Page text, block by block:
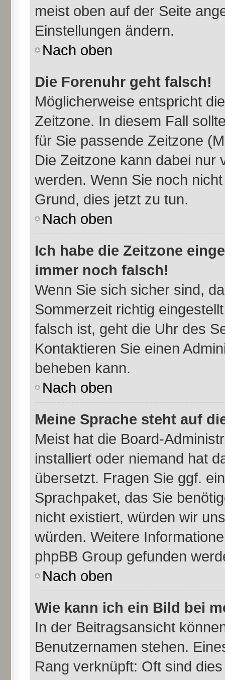
meist oben auf der Seite
Einstellungen ändern.
Nach oben
Die Forenuhr geht falsch!
Möglicherweise entspricht
Zeitzone. In diesem Fall
für Sie passende Zeitzone
Die Zeitzone kann dabei nur
werden. Wenn Sie noch
Grund, dies jetzt zu tun.
Nach oben
Ich habe die Zeitzone
immer noch falsch!
Wenn Sie sich sicher sind,
Sommerzeit richtig
falsch ist, geht die Uhr des
Kontaktieren Sie einen
beheben kann.
Nach oben
Meine Sprache steht auf
Meist hat die Board-
installiert oder niemand hat
übersetzt. Fragen Sie ggf.
Sprachpaket, das Sie
nicht existiert, würden wir
würden. Weitere
phpBB Group gefunden
Nach oben
Wie kann ich ein Bild bei
In der Beitragsansicht
Benutzernamen stehen.
Rang verknüpft: Oft sind